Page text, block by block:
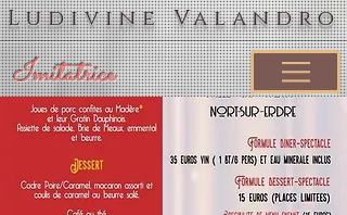
Ludivine Valandro
Imitatrice